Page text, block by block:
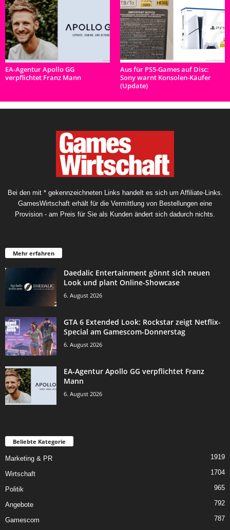
EA-Agentur Apollo GG
verpflichtet Franz Mann
Aus für PS5-Games auf Disc:
Sony warnt Konsolen-Käufer
(Update)
Bei den mit * gekennzeichneten Links handelt es sich um Affiliate-Links.
GamesWirtschaft erhält für die Vermittlung von Bestellungen eine
Provision - am Preis für Sie als Kunden ändert sich dadurch nichts.
Mehr erfahren
Daedalic Entertainment gönnt sich neuen
Look und plant Online-Showcase
6. August 2026
GTA 6 Extended Look: Rockstar zeigt Netflix-
Special am Gamescom-Donnerstag
6. August 2026
EA-Agentur Apollo GG verpflichtet Franz
Mann
6. August 2026
Beliebte Kategorie
Marketing & PR 1919
Wirtschaft 1704
Politik 965
Angebote 792
Gamescom 787